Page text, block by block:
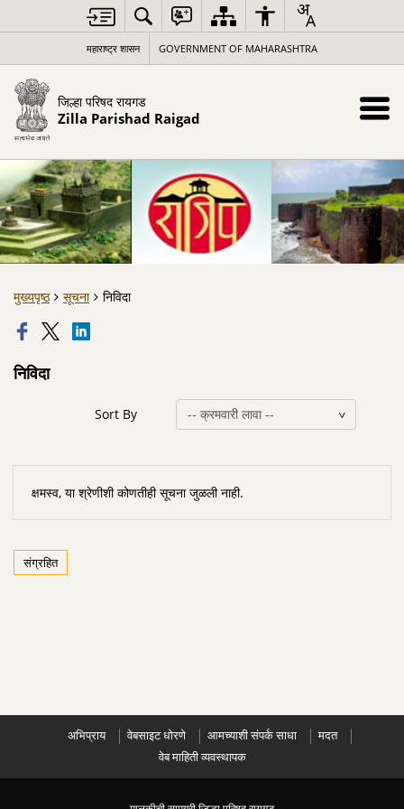
महाराष्ट्र शासन GOVERNMENT OF MAHARASHTRA
जिल्हा परिषद रायगड
Zilla Parishad Raigad
मुख्यपृष्ठ सूचना निविदा
निविदा
Sort By
क्षमस्व, या श्रेणीशी कोणतीही सूचना जुळली नाही.
संग्रहित
अभिप्राय वेबसाइट धोरणे आमच्याशी संपर्क साधा
मदत
वेब माहिती व्यवस्थापक